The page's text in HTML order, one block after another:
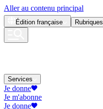
Aller au contenu principal
Édition française Rubriques
Services
Je donne
Je m'abonne
Je donne